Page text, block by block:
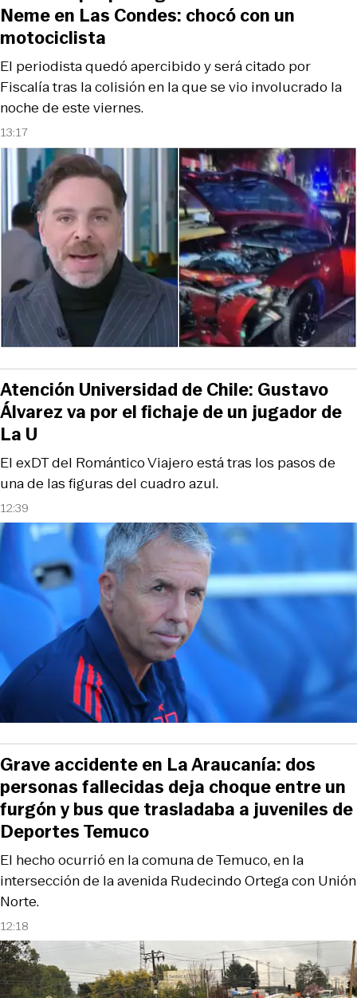
13:17
El periodista quedó apercibido y será citado por
Fiscalía tras la colisión en la que se vio involucrado la
noche de este viernes.
Neme en Las Condes: chocó con un
motociclista
12:39
El exDT del Romántico Viajero está tras los pasos de
una de las figuras del cuadro azul.
Atención Universidad de Chile: Gustavo
Álvarez va por el fichaje de un jugador de
La U
12:18
El hecho ocurrió en la comuna de Temuco, en la
intersección de la avenida Rudecindo Ortega con Unión
Norte.
Grave accidente en La Araucanía: dos
personas fallecidas deja choque entre un
furgón y bus que trasladaba a juveniles de
Deportes Temuco